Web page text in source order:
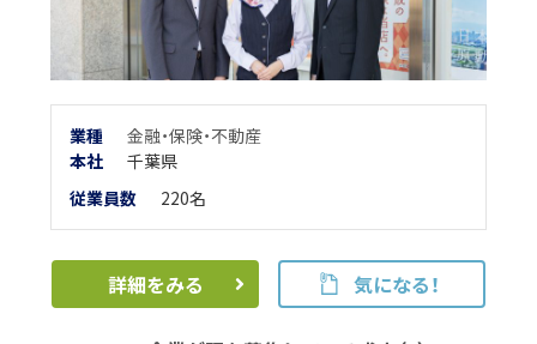
業種
金融・保険・不動産
本社
千葉県
従業員数
220名
詳細をみる 気になる！